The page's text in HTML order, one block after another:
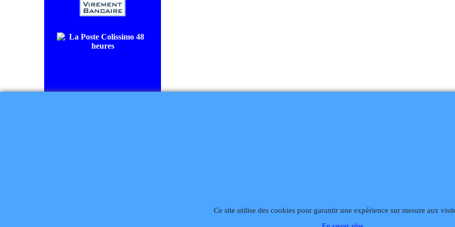
Site hébergé par Infomaniak
Ce site utilise des cookies pour garantir une expérience sur mesure aux